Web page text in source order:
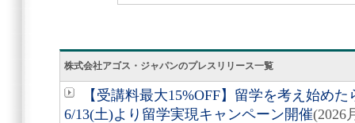
株式会社アゴス・ジャパンのプレスリリース一覧
【受講料最大15%OFF】留学を考え始め
6/13(土)より留学実現キャンペーン開催(2026